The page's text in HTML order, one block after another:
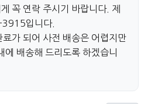
꼭 연락 주시기 바랍니다. 제
입니다.
료가 되어 사전 배송은 어렵지만
에 배송해 드리도록 하겠습니